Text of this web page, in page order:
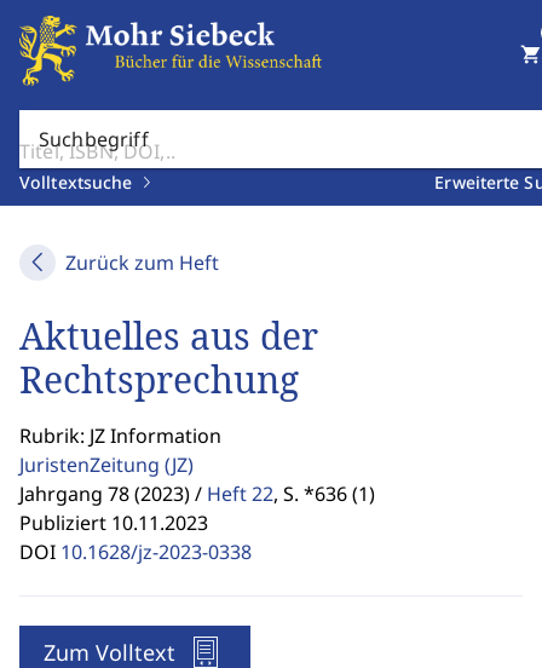
Suchbegriff
Volltextsuche Erweiterte
shopping_cart
Zurück zum Heft
Aktuelles aus der
Rechtsprechung
Rubrik: JZ Information
JuristenZeitung (JZ)
Jahrgang 78 (2023) / Heft 22, S. *636 (1)
Publiziert 10.11.2023
DOI 10.1628/jz-2023-0338
Zum Volltext